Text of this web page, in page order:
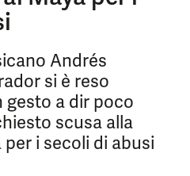
Andrés
si è reso
a dir poco
scusa alla
i secoli di abusi